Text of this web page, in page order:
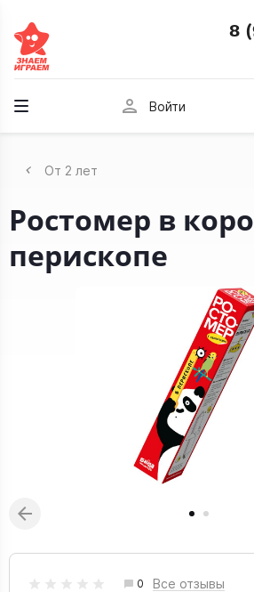
8
person Войти
От 2 лет
Ростомер в
перископе
0 Все отзывы